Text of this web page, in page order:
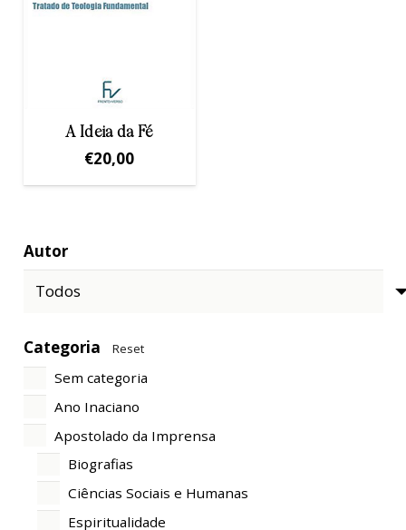
Autor
Categoria Reset
Sem categoria
Ano Inaciano
Apostolado da Imprensa
Biografias
Ciências Sociais e Humanas
Espiritualidade
A Ideia da Fé
€20,00